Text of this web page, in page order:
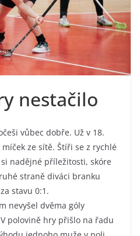
nestačilo
vůbec dobře. Už v 18.
míček ze sítě. Štíři se z rychlé
nadějné příležitosti, skóre
straně diváci branku
stavu 0:1.
nevyšel dvěma góly
polovině hry přišlo na řadu